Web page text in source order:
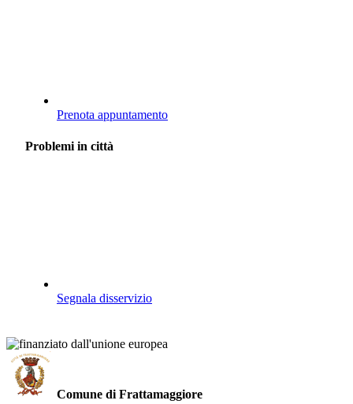
Prenota appuntamento
Problemi in città
Segnala disservizio
Comune di Frattamaggiore